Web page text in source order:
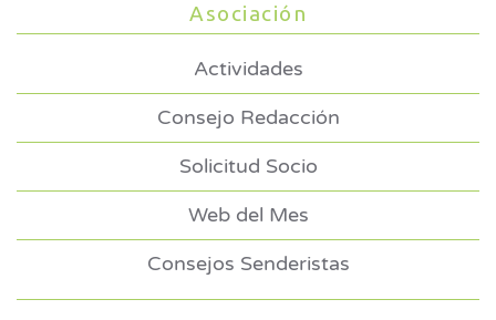
Asociación
Actividades
Consejo Redacción
Solicitud Socio
Web del Mes
Consejos Senderistas